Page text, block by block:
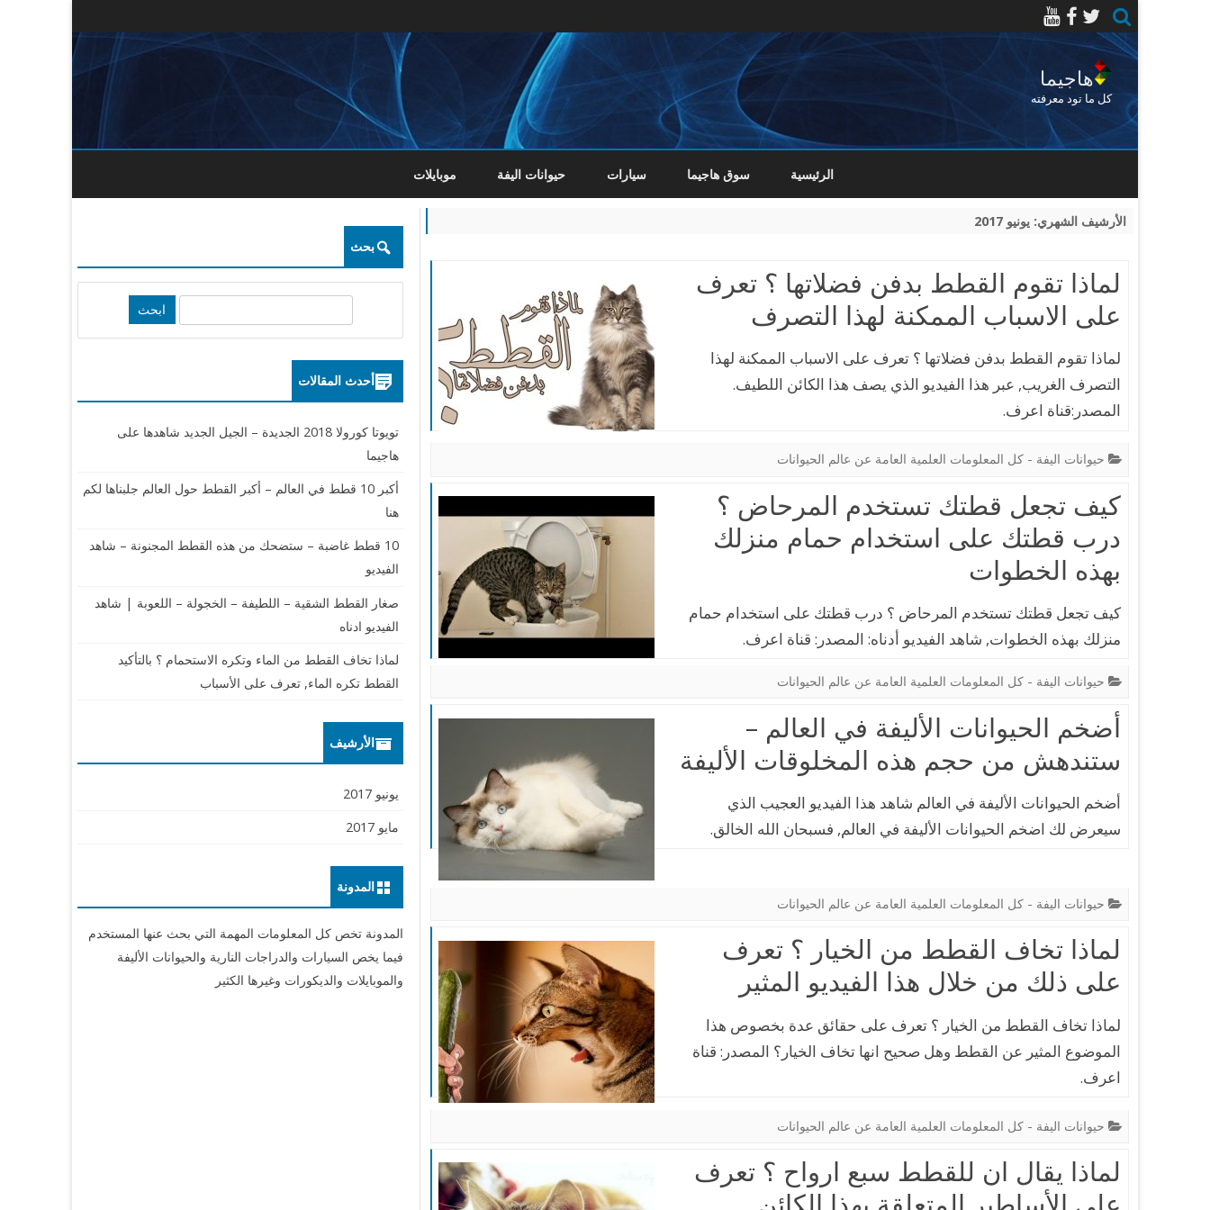
هاجيما
كل ما تود معرفته
Skip
content
الرئيسية سوق هاجيما سيارات حيوانات اليفة موبايلات
الأرشيف الشهري: يونيو 2017
لماذا تقوم القطط بدفن فضلاتها ؟ تعرف
على الاسباب الممكنة لهذا التصرف
لماذا تقوم القطط بدفن فضلاتها ؟ تعرف على الاسباب الممكنة لهذا
التصرف الغريب, عبر هذا الفيديو الذي يصف هذا الكائن اللطيف.
المصدر:قناة اعرف.
حيوانات اليفة - كل المعلومات العلمية العامة عن عالم الحيوانات
كيف تجعل قطتك تستخدم المرحاض ؟
درب قطتك على استخدام حمام منزلك
بهذه الخطوات
كيف تجعل قطتك تستخدم المرحاض ؟ درب قطتك على استخدام حمام
منزلك بهذه الخطوات, شاهد الفيديو أدناه: المصدر: قناة اعرف.
حيوانات اليفة - كل المعلومات العلمية العامة عن عالم الحيوانات
أضخم الحيوانات الأليفة في العالم –
ستندهش من حجم هذه المخلوقات الأليفة
أضخم الحيوانات الأليفة في العالم شاهد هذا الفيديو العجيب الذي
سيعرض لك اضخم الحيوانات الأليفة في العالم, فسبحان الله الخالق.
حيوانات اليفة - كل المعلومات العلمية العامة عن عالم الحيوانات
لماذا تخاف القطط من الخيار ؟ تعرف
على ذلك من خلال هذا الفيديو المثير
لماذا تخاف القطط من الخيار ؟ تعرف على حقائق عدة بخصوص هذا
الموضوع المثير عن القطط وهل صحيح انها تخاف الخيار؟ المصدر: قناة
اعرف.
حيوانات اليفة - كل المعلومات العلمية العامة عن عالم الحيوانات
لماذا يقال ان للقطط سبع ارواح ؟ تعرف
بحث
أحدث المقالات
تويوتا كورولا 2018 الجديدة – الجيل الجديد شاهدها على
هاجيما
أكبر 10 قطط في العالم – أكبر القطط حول العالم جلبناها لكم
هنا
10 قطط غاضبة – ستضحك من هذه القطط المجنونة – شاهد
الفيديو
صغار القطط الشقية – اللطيفة – الخجولة – اللعوبة | شاهد
الفيديو ادناه
لماذا تخاف القطط من الماء وتكره الاستحمام ؟ بالتأكيد
القطط تكره الماء, تعرف على الأسباب
الأرشيف
يونيو 2017
مايو 2017
المدونة
المدونة تخص كل المعلومات المهمة التي بحث عنها المستخدم
فيما يخص السيارات والدراجات النارية والحيوانات الأليفة
والموبايلات والديكورات وغيرها الكثير